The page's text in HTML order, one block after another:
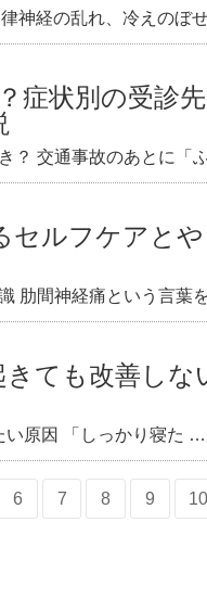
神経の乱れ、冷えのぼ
症状別の受診
？ 交通事故のあとに「
セルフケアと
肋間神経痛という言葉
ても改善しな
い原因 「しっかり寝た …
6 7 8 9 10